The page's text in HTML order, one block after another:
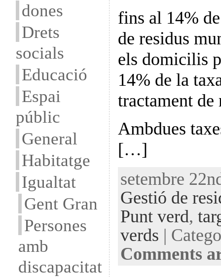
dones
Drets
socials
Educació
Espai
públic
General
Habitatge
Igualtat
Gent Gran
Persones
amb
discapacitat
fins al 14%
de residus
els domicilis
14% de la
tractament
Ambdues
[…]
setembre
Gestió de
Punt verd,
verds |
Comments